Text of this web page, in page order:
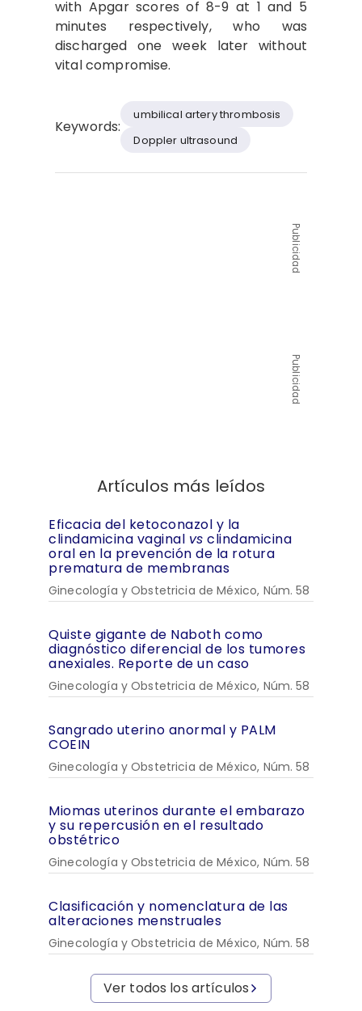
with Apgar scores of 8-9 at 1 and 5
minutes respectively, who was
discharged one week later without
vital compromise.
Keywords:
umbilical artery thrombosis
Doppler ultrasound
Publicidad
Publicidad
Artículos más leídos
Eficacia del ketoconazol y la
clindamicina vaginal vs clindamicina
oral en la prevención de la rotura
prematura de membranas
Ginecología y Obstetricia de México, Núm. 58
Quiste gigante de Naboth como
diagnóstico diferencial de los tumores
anexiales. Reporte de un caso
Ginecología y Obstetricia de México, Núm. 58
Sangrado uterino anormal y PALM
COEIN
Ginecología y Obstetricia de México, Núm. 58
Miomas uterinos durante el embarazo
y su repercusión en el resultado
obstétrico
Ginecología y Obstetricia de México, Núm. 58
Clasificación y nomenclatura de las
alteraciones menstruales
Ginecología y Obstetricia de México, Núm. 58
Ver todos los artículos